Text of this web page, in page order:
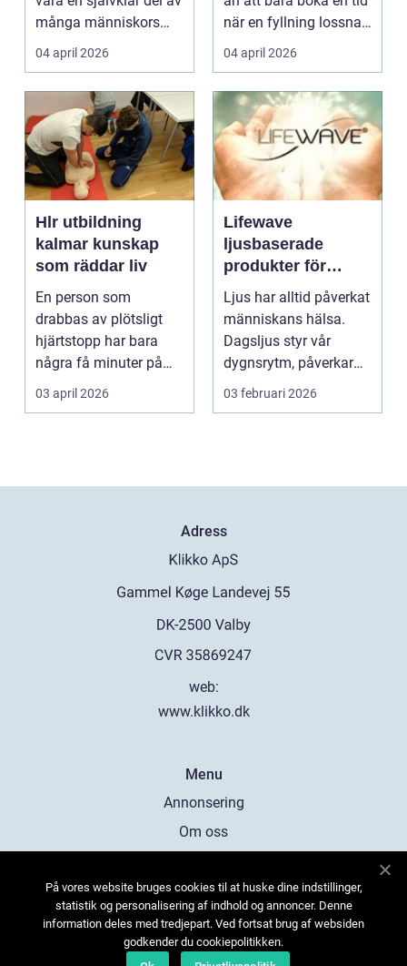
många människors
friskvård. ...
04 april 2026
när en fyllning lossnar
eller en ...
04 april 2026
Hlr utbildning
kalmar kunskap
som räddar liv
En person som
drabbas av plötsligt
hjärtstopp har bara
några få minuter på
sig. För varje minut
utan...
03 april 2026
Lifewave
ljusbaserade
produkter för
hälsa och
välbefinnande
Ljus har alltid påverkat
människans hälsa.
Dagsljus styr vår
dygnsrytm, påverkar
humör, sömn och ene...
03 februari 2026
Adress
web:
www.klikko.dk
Menu
Annonsering
Om oss
Kontakta oss
Sitemap
På vores website bruges cookies til at huske dine indstillinger,
statistik og personalisering af indhold og annoncer. Denne
information deles med tredjepart. Ved fortsat brug af websiden
godkender du cookiepolitikken.